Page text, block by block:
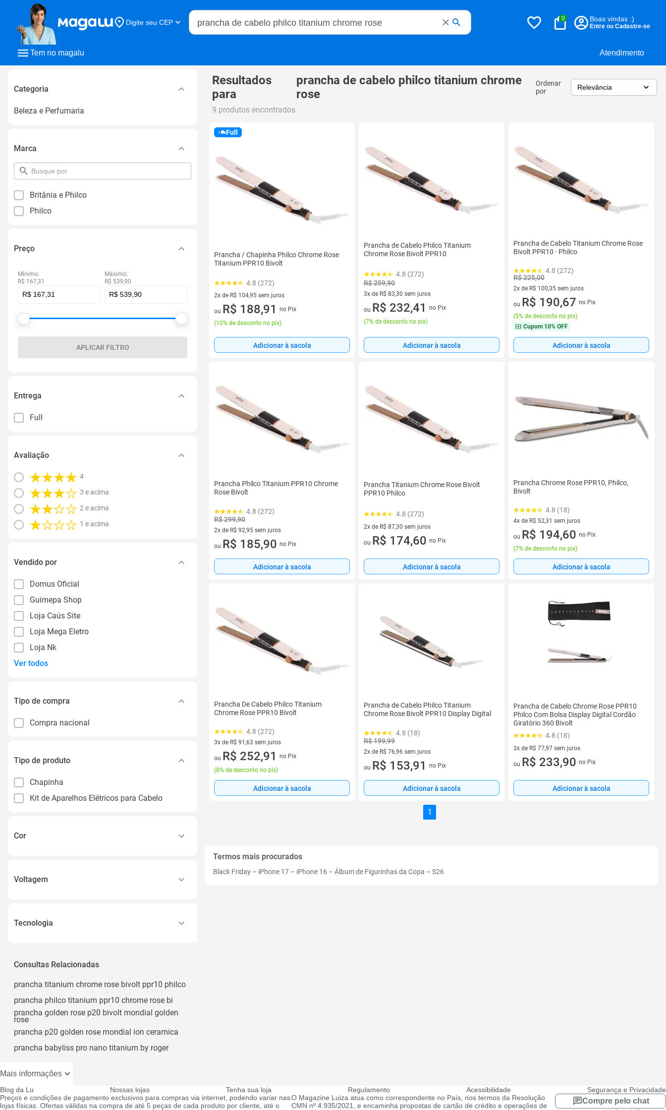
Tem no magalu Atendimento
Digite seu CEP
Buscar no Magalu
0 Boas vindas :)
Entre ou Cadastre-se
Categoria
Beleza e Perfumaria
Marca
pesquisar
por
Britânia e Philco
Philco
Preço
Mínimo:
R$ 167,31
Máximo:
R$ 539,90
APLICAR FILTRO
Entrega
Full
Avaliação
4
3 e acima
2 e acima
1 e acima
Vendido por
Domus Oficial
Guimepa Shop
Loja Caús Site
Loja Mega Eletro
Loja Nk
Ver todos
Tipo de compra
Compra nacional
Tipo de produto
Chapinha
Kit de Aparelhos Elétricos para Cabelo
Cor
Voltagem
Tecnologia
Consultas Relacionadas
prancha titanium chrome rose bivolt ppr10 philco
prancha philco titanium ppr10 chrome rose bi
prancha golden rose p20 bivolt mondial golden
rose
prancha p20 golden rose mondial ion ceramica
prancha babyliss pro nano titanium by roger
Resultados
para
prancha de cabelo philco titanium chrome
rose
Ordenar
por
9 produtos encontrados
Full
Prancha / Chapinha Philco Chrome Rose
Titanium PPR10 Bivolt
4.8 (272)
2x de R$ 104,95 sem juros
2 vez de R$ 104,95 sem juros
ou R$ 188,91
no Pix
(10% de desconto no pix)
Adicionar à sacola
Prancha de Cabelo Philco Titanium
Chrome Rose Bivolt PPR10
4.8 (272)
R$ 259,90
3x de R$ 83,30 sem juros
3 vez de R$ 83,30 sem juros
ou R$ 232,41
no Pix
(7% de desconto no pix)
Adicionar à sacola
Prancha de Cabelo Titanium Chrome Rose
Bivolt PPR10 - Philco
4.8 (272)
R$ 225,00
2x de R$ 100,35 sem juros
2 vez de R$ 100,35 sem juros
ou R$ 190,67 no Pix
(5% de desconto no pix)
Cupom 10% OFF
Adicionar à sacola
Prancha Philco Titanium PPR10 Chrome
Rose Bivolt
4.8 (272)
R$ 299,90
2x de R$ 92,95 sem juros
2 vez de R$ 92,95 sem juros
ou R$ 185,90 no Pix
Adicionar à sacola
Prancha Titanium Chrome Rose Bivolt
PPR10 Philco
4.8 (272)
2x de R$ 87,30 sem juros
2 vez de R$ 87,30 sem juros
ou R$ 174,60 no Pix
Adicionar à sacola
Prancha Chrome Rose PPR10, Philco,
Bivolt
4.8 (18)
4x de R$ 52,31 sem juros
4 vez de R$ 52,31 sem juros
ou R$ 194,60 no Pix
(7% de desconto no pix)
Adicionar à sacola
Prancha De Cabelo Philco Titanium
Chrome Rose PPR10 Bivolt
4.8 (272)
3x de R$ 91,63 sem juros
3 vez de R$ 91,63 sem juros
ou R$ 252,91
no Pix
(8% de desconto no pix)
Adicionar à sacola
Prancha de Cabelo Philco Titanium
Chrome Rose Bivolt PPR10 Display Digital
4.8 (18)
R$ 199,99
2x de R$ 76,96 sem juros
2 vez de R$ 76,96 sem juros
ou R$ 153,91 no Pix
Adicionar à sacola
Prancha de Cabelo Chrome Rose PPR10
Philco Com Bolsa Display Digital Cordão
Giratório 360 Bivolt
4.8 (18)
3x de R$ 77,97 sem juros
3 vez de R$ 77,97 sem juros
ou R$ 233,90 no Pix
Adicionar à sacola
1
Termos mais procurados
Black Friday – iPhone 17 – iPhone 16 – Álbum de Figurinhas da Copa – S26
Mais informações
Blog da Lu Nossas lojas Tenha sua loja Regulamento Acessibilidade
Segurança e Privacidade
Preços e condições de pagamento exclusivos para compras via internet, podendo variar nas
lojas físicas. Ofertas válidas na compra de até 5 peças de cada produto por cliente, até o
O Magazine Luiza atua como correspondente no País, nos termos da Resolução
CMN nº 4.935/2021, e encaminha propostas de cartão de crédito e operações de
Compre pelo chat